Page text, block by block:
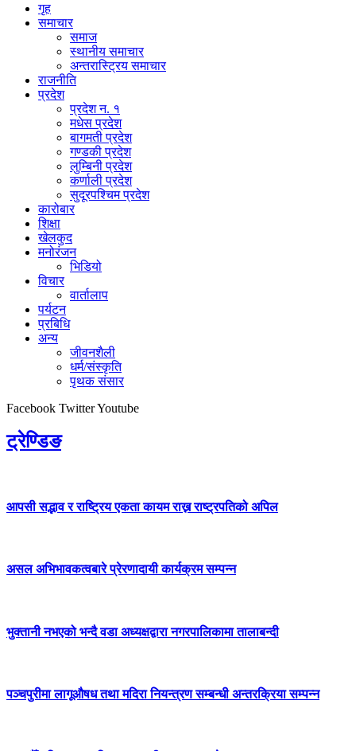
गृह
समाचार
समाज
स्थानीय समाचार
अन्तरास्ट्रिय समाचार
राजनीति
प्रदेश
प्रदेश न. १
मधेस प्रदेश
बागमती प्रदेश
गण्डकी प्रदेश
लुम्बिनी प्रदेश
कर्णाली प्रदेश
सुदूरपश्चिम प्रदेश
कारोबार
शिक्षा
खेलकुद
मनोरंजन
भिडियो
विचार
वार्तालाप
पर्यटन
प्रबिधि
अन्य
जीवनशैली
धर्म/संस्कृति
पृथक संसार
Facebook TwitterYoutube
ट्रेण्डिङ
आपसी सद्भाव र राष्ट्रिय एकता कायम राख्न राष्ट्रपतिको अपिल
असल अभिभावकत्वबारे प्रेरणादायी कार्यक्रम सम्पन्न
भुक्तानी नभएको भन्दै वडा अध्यक्षद्वारा नगरपालिकामा तालाबन्दी
पञ्चपुरीमा लागूऔषध तथा मदिरा नियन्त्रण सम्बन्धी अन्तरक्रिया सम्पन्न